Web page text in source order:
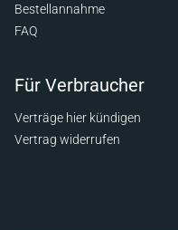
Bestellannahme
FAQ
Für Verbraucher
Verträge hier kündigen
Vertrag widerrufen